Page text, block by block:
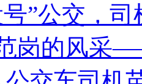
”公交，
岗的风采